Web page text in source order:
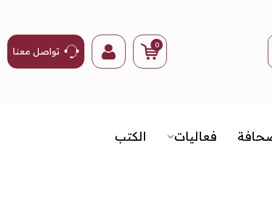
0
تواصل معنا
فعاليات الكتب